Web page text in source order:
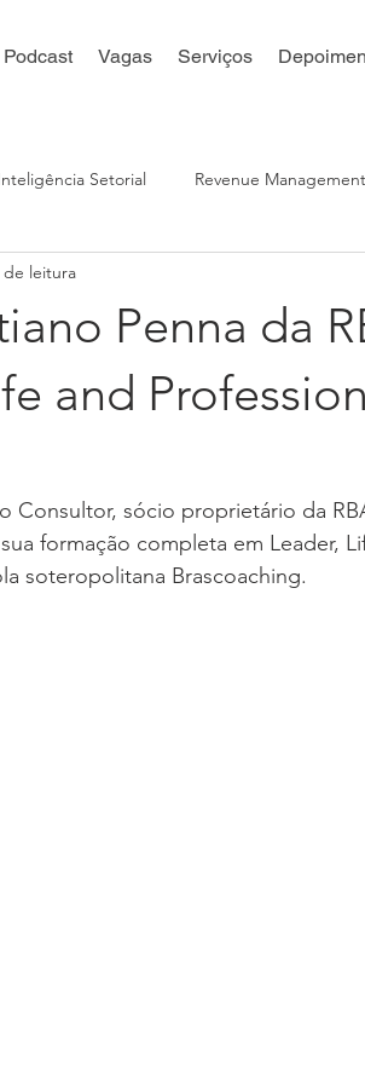
Podcast Vagas Serviços
Setorial Revenue Management
Online
Penna da
and
de leitura
Consultor, sócio proprietário da
formação completa em Leader,
soteropolitana Brascoaching.